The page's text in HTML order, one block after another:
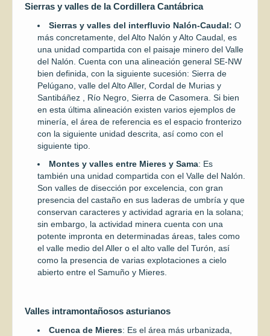
Sierras y valles de la Cordillera Cantábrica
Sierras y valles del interfluvio Nalón-Caudal: O
más concretamente, del Alto Nalón y Alto Caudal, es
una unidad compartida con el paisaje minero del Valle
del Nalón. Cuenta con una alineación general SE-NW
bien definida, con la siguiente sucesión: Sierra de
Pelúgano, valle del Alto Aller, Cordal de Murias y
Santibáñez , Río Negro, Sierra de Casomera. Si bien
en esta última alineación existen varios ejemplos de
minería, el área de referencia es el espacio fronterizo
con la siguiente unidad descrita, así como con el
siguiente tipo.
Montes y valles entre Mieres y Sama: Es
también una unidad compartida con el Valle del Nalón.
Son valles de disección por excelencia, con gran
presencia del castaño en sus laderas de umbría y que
conservan caracteres y actividad agraria en la solana;
sin embargo, la actividad minera cuenta con una
potente impronta en determinadas áreas, tales como
el valle medio del Aller o el alto valle del Turón, así
como la presencia de varias explotaciones a cielo
abierto entre el Samuño y Mieres.
Valles intramontañosos asturianos
Cuenca de Mieres: Es el área más urbanizada,